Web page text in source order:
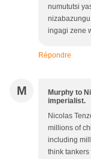
numututsi
ingagi zene
Répondre
M
Murphy to
imperialist.
Nicolas
millions of
including
think tankers